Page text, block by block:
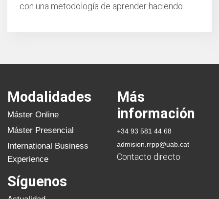
con una metodología de aprender haciendo
Modalidades
Máster Online
Máster Presencial
International Business
Experience
Más
información
+34 93 581 44 68
admision.rrpp@uab.cat
Contacto directo
Síguenos